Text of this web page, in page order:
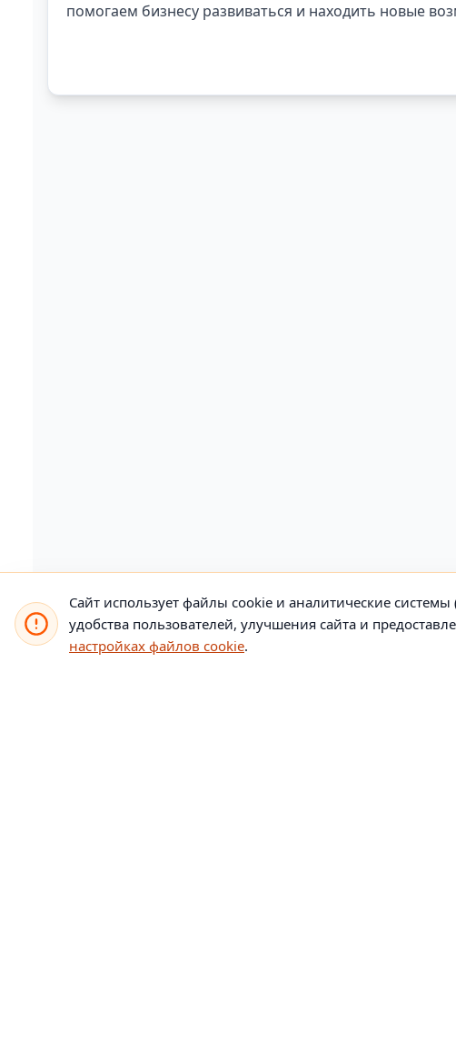
помогаем бизнесу развиваться и находить новые
Сайт использует файлы cookie и аналитические
удобства пользователей, улучшения сайта и
настройках файлов cookie.